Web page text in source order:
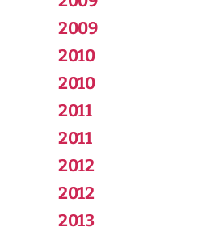
2009
2010
2010
2011
2011
2012
2012
2013